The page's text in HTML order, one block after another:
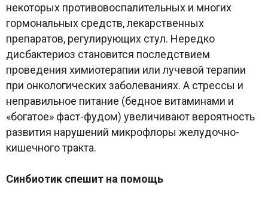
некоторых противовоспалительных и многих
гормональных средств, лекарственных
препаратов, регулирующих стул. Нередко
дисбактериоз становится последствием
проведения химиотерапии или лучевой терапии
при онкологических заболеваниях. А стрессы и
неправильное питание (бедное витаминами и
«богатое» фаст-фудом) увеличивают вероятность
развития нарушений микрофлоры желудочно-
кишечного тракта.
Синбиотик спешит на помощь